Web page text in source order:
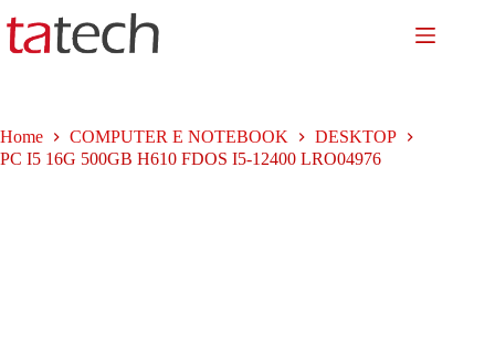
al
contenuto
Home COMPUTER E NOTEBOOK
DESKTOP
PC I5 16G 500GB H610 FDOS I5-12400 LRO04976